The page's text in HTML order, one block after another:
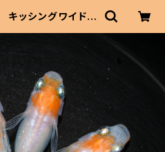
ッシングワイドフ
C-0627-510
ッシュファームBA
ョップ